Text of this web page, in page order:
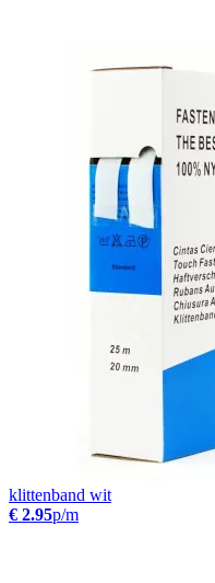
klittenband wit
€ 2.95p/m